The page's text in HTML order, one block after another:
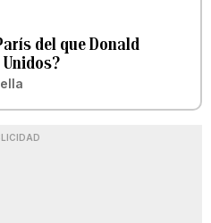
del que Donald